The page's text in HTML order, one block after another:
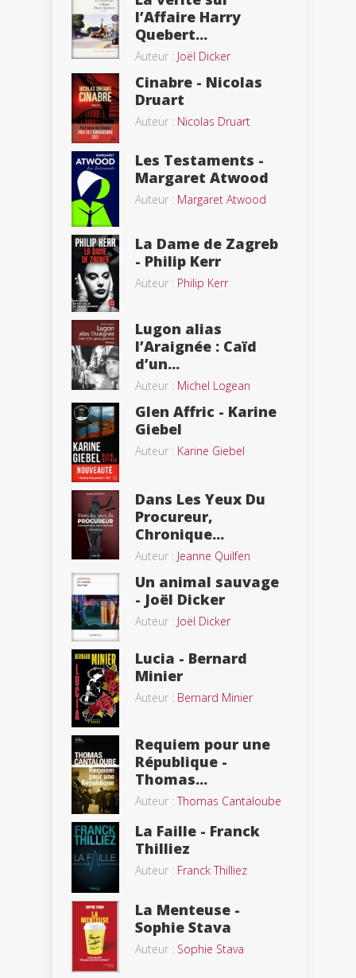
l’Affaire Harry
Quebert...
Auteur : Joël Dicker
Cinabre - Nicolas
Druart
Auteur : Nicolas Druart
Les Testaments -
Margaret Atwood
Auteur : Margaret Atwood
La Dame de Zagreb
- Philip Kerr
Auteur : Philip Kerr
Lugon alias
l’Araignée : Caïd
d’un...
Auteur : Michel Logean
Glen Affric - Karine
Giebel
Auteur : Karine Giebel
Dans Les Yeux Du
Procureur,
Chronique...
Auteur : Jeanne Quilfen
Un animal sauvage
- Joël Dicker
Auteur : Joël Dicker
Lucia - Bernard
Minier
Auteur : Bernard Minier
Requiem pour une
République -
Thomas...
Auteur :Thomas Cantaloube
La Faille - Franck
Thilliez
Auteur : Franck Thilliez
La Menteuse -
Sophie Stava
Auteur : Sophie Stava